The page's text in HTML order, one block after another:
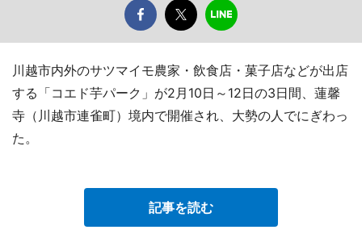
川越市内外のサツマイモ農家・飲食店・菓子店などが出店
する「コエド芋パーク」が2月10日～12日の3日間、蓮馨
寺（川越市連雀町）境内で開催され、大勢の人でにぎわっ
た。
記事を読む